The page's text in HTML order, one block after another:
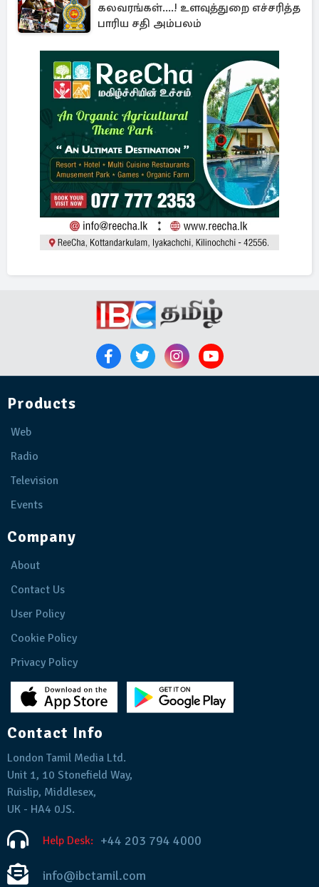
கலவரங்கள்....! உளவுத்துறை எச்சரித்த
பாரிய சதி அம்பலம்
Products
Web
Radio
Television
Events
Company
About
Contact Us
User Policy
Cookie Policy
Privacy Policy
Contact Info
London Tamil Media Ltd.
Unit 1, 10 Stonefield Way,
Ruislip, Middlesex,
UK - HA4 0JS.
Help Desk: +44 203 794 4000
info@ibctamil.com